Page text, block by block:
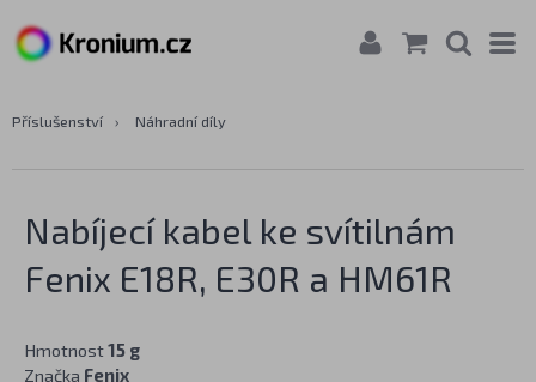
Příslušenství › Náhradní díly
Nabíjecí kabel ke svítilnám
Fenix E18R, E30R a HM61R
Hmotnost15 g
Značka Fenix